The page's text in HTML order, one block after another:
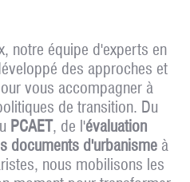
notre équipe d'experts en
des approches et
vous accompagner à
de transition. Du
PCAET, de l'évaluation
documents d'urbanismeà
nous mobilisons les